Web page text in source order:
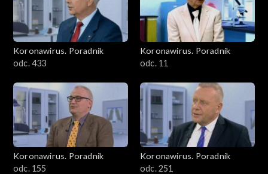
Koronawirus. Poradnik
odc. 433
Koronawirus. Poradnik
odc. 11
Koronawirus. Poradnik
odc. 155
Koronawirus. Poradnik
odc. 251